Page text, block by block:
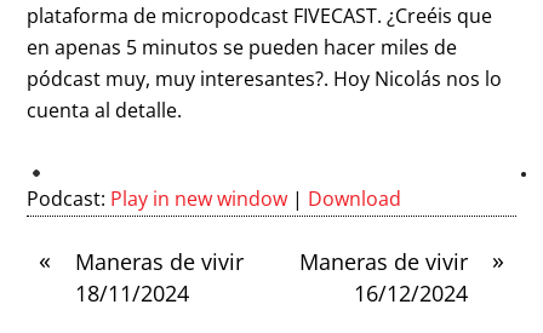
plataforma de micropodcast FIVECAST. ¿Creéis que
en apenas 5 minutos se pueden hacer miles de
pódcast muy, muy interesantes?. Hoy Nicolás nos lo
cuenta al detalle.
Podcast: Play in new window | Download
«
Maneras de vivir
18/11/2024
»
Maneras de vivir
16/12/2024